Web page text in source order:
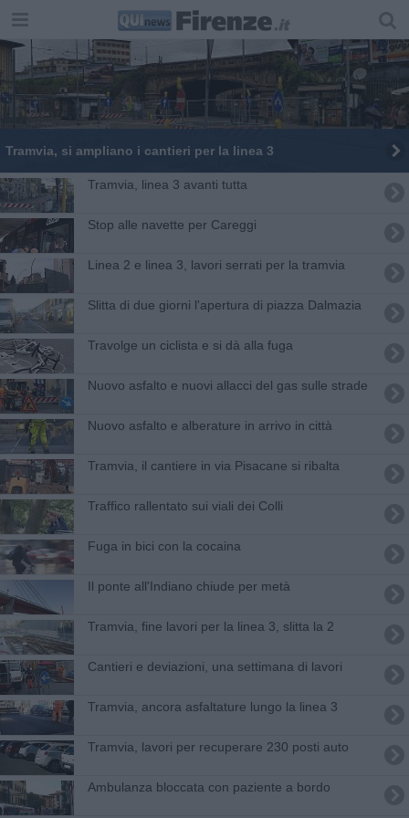
Tramvia, si ampliano i cantieri per la linea 3
Tramvia, linea 3 avanti tutta
Stop alle navette per Careggi
Linea 2 e linea 3, lavori serrati per la tramvia
Slitta di due giorni l'apertura di piazza Dalmazia
Travolge un ciclista e si dà alla fuga
Nuovo asfalto e nuovi allacci del gas sulle strade
Nuovo asfalto e alberature in arrivo in città
​Tramvia, il cantiere in via Pisacane si ribalta
Traffico rallentato sui viali dei Colli
Fuga in bici con la cocaina
Il ponte all'Indiano chiude per metà
Tramvia, fine lavori per la linea 3, slitta la 2
Cantieri e deviazioni, una settimana di lavori
Tramvia, ancora asfaltature lungo la linea 3
Tramvia, lavori per recuperare 230 posti auto
Ambulanza bloccata con paziente a bordo